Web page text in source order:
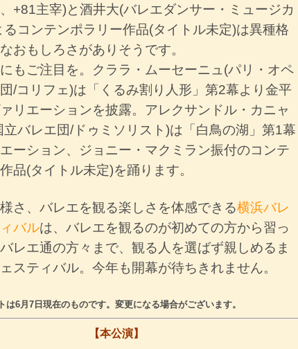
+81主宰)と酒井大(バレエダンサー・ミュージカ
るコンテンポラリー作品(タイトル未定)は異種格
おもしろさがありそうです。
もご注目を。クララ・ムーセーニュ(パリ・オペ
/コリフェ)は「くるみ割り人形」第2幕より金平
リエーションを披露。アレクサンドル・カニャ
立バレエ団/ドゥミソリスト)は「白鳥の湖」第1幕
ーション、ジョニー・マクミラン振付のコンテ
品(タイトル未定)を踊ります。
さ、バレエを観る楽しさを体感できる横浜バレ
バルは、バレエを観るのが初めての方から習っ
レエ通の方々まで、観る人を選ばず親しめるま
スティバル。今年も開幕が待ちきれません。
6月7日現在のものです。変更になる場合がございます。
【本公演】